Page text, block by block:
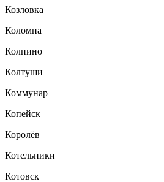
Козловка
Коломна
Колпино
Колтуши
Коммунар
Копейск
Королёв
Котельники
Котовск